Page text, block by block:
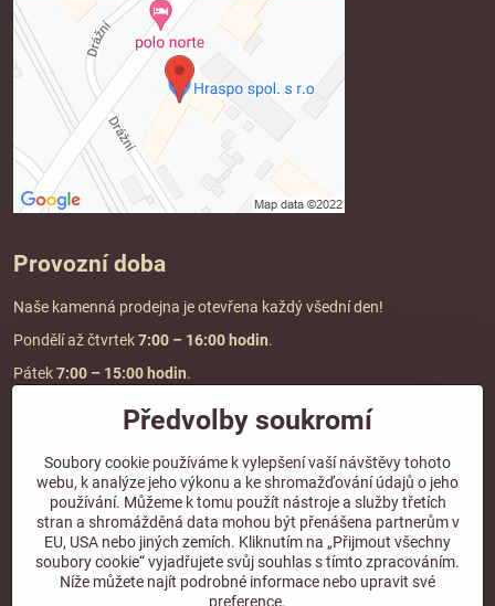
Provozní doba
Naše kamenná prodejna je otevřena každý všední den!
Pondělí až čtvrtek7:00 – 16:00 hodin.
Pátek7:00 – 15:00 hodin.
Doprava a platba
DOPRAVA ZDARMA
při objednávce nad2000 Kč vč. DPH.
*Nevztahuje se na paletovou přepravu.
Předvolby soukromí
Soubory cookie používáme k vylepšení vaší návštěvy tohoto
webu, k analýze jeho výkonu a ke shromažďování údajů o jeho
používání. Můžeme k tomu použít nástroje a služby třetích
stran a shromážděná data mohou být přenášena partnerům v
EU, USA nebo jiných zemích. Kliknutím na „Přijmout všechny
soubory cookie“ vyjadřujete svůj souhlas s tímto zpracováním.
Níže můžete najít podrobné informace nebo upravit své
preference.